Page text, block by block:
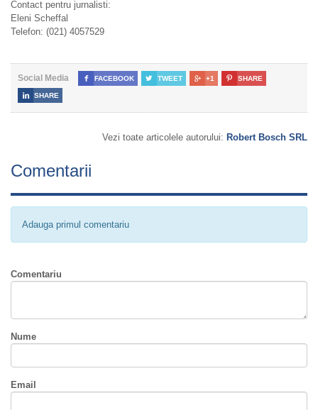
Contact pentru jurnalisti:
Eleni Scheffal
Telefon: (021) 4057529
Social Media  FACEBOOK  TWEET  +1  SHARE
 SHARE
Vezi toate articolele autorului: Robert Bosch SRL
Comentarii
Adauga primul comentariu
Comentariu
Nume
Email